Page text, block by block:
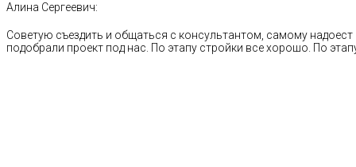
Алина Сергеевич:
Советую съездить и общаться с консультантом, самому
подобрали проект под нас. По этапу стройки все хорошо. По